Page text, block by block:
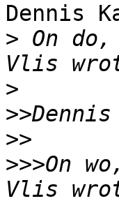
Dennis
> On
>
>>
>>
>>>On